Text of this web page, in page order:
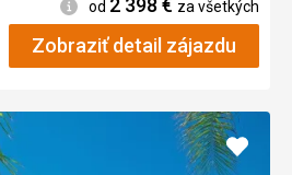
Informácie
od za všetkých
Zobraziť detail zájazdu
Pridať